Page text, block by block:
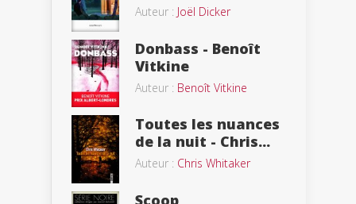
Auteur : Joël Dicker
Donbass - Benoît
Vitkine
Auteur : Benoît Vitkine
Toutes les nuances
de la nuit - Chris...
Auteur : Chris Whitaker
Scoop